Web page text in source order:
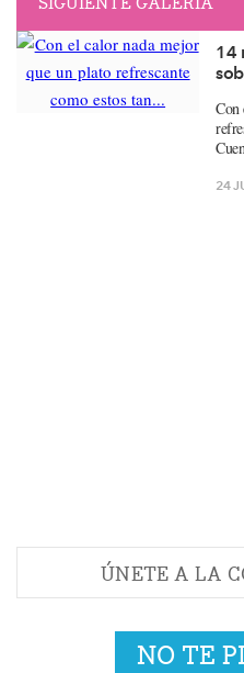
14
Con
24
ÚNETE A LA
NO TE